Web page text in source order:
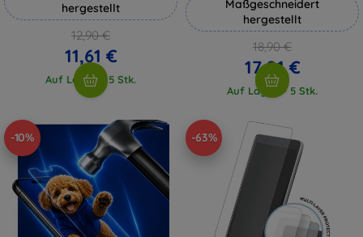
hergestellt
12,90 €
11,61 €
Auf Lager > 5 Stk.
Maßgeschneidert
hergestellt
18,90 €
17,01 €
Auf Lager > 5 Stk.
-10% -63%